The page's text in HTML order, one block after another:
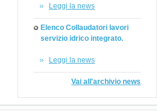
Leggi la news
Elenco Collaudatori lavori
servizio idrico integrato.
Leggi la news
Vai all'archivio news